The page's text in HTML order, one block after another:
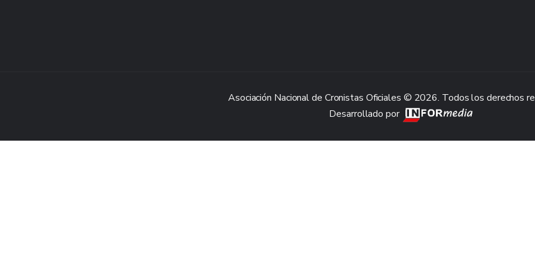
Asociación Nacional de Cronistas Oficiales © 2026. Todos los derechos
Desarrollado por